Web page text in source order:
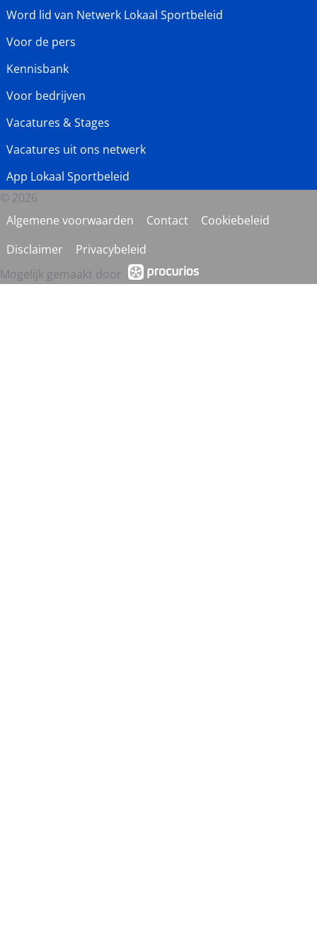
Word lid van Netwerk Lokaal Sportbeleid
Voor de pers
Kennisbank
Voor bedrijven
Vacatures & Stages
Vacatures uit ons netwerk
App Lokaal Sportbeleid
© 2026
Algemene voorwaarden
Contact
Cookiebeleid
Disclaimer
Privacybeleid
Mogelijk gemaakt door